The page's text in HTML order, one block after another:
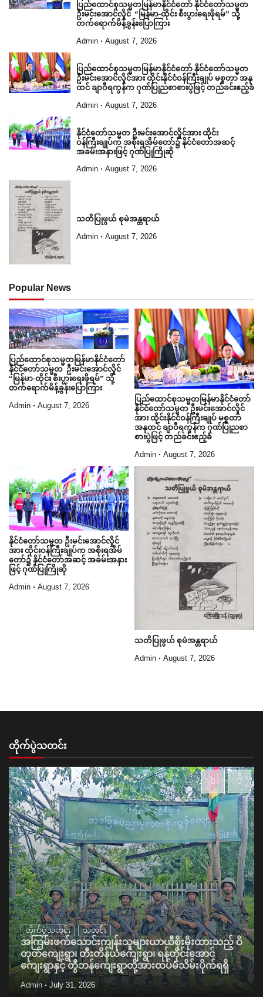
ဦးမင်းအောင်လှိုင် “မြန်မာ-ထိုင်း စီးပွားရေးဖိုရမ်” သို့
တက်ရောက်မိန့်ခွန်းပြောကြား
Admin August 7, 2026
ပြည်ထောင်စုသမ္မတမြန်မာနိုင်ငံတော် နိုင်ငံတော်သမ္မတ
ဦးမင်းအောင်လှိုင်အား ထိုင်းနိုင်ငံဝန်ကြီးချုပ် မစ္စတာ အနု
ထင် ချာဝီရကွန်က ဂုဏ်ပြုညစာစားပွဲဖြင့် တည်ခင်းဧည့်ခံ
Admin August 7, 2026
နိုင်ငံတော်သမ္မတ ဦးမင်းအောင်လှိုင်အား ထိုင်း
ဝန်ကြီးချုပ်က အစိုးရအိမ်တော်၌ နိုင်ငံတော်အဆင့်
အခမ်းအနားဖြင့် ဂုဏ်ပြုကြိုဆို
Admin August 7, 2026
သတိပြုဖွယ် စုမဲအန္တရာယ်
Admin August 7, 2026
Popular News
ပြည်ထောင်စုသမ္မတမြန်မာနိုင်ငံတော်
နိုင်ငံတော်သမ္မတ ဦးမင်းအောင်လှိုင်
“မြန်မာ-ထိုင်း စီးပွားရေးဖိုရမ်” သို့
တက်ရောက်မိန့်ခွန်းပြောကြား
Admin August 7, 2026
ပြည်ထောင်စုသမ္မတမြန်မာနိုင်ငံတော်
နိုင်ငံတော်သမ္မတ ဦးမင်းအောင်လှိုင်
အား ထိုင်းနိုင်ငံဝန်ကြီးချုပ် မစ္စတာ
အနုထင် ချာဝီရကွန်က ဂုဏ်ပြုညစာ
စားပွဲဖြင့် တည်ခင်းဧည့်ခံ
Admin August 7, 2026
နိုင်ငံတော်သမ္မတ ဦးမင်းအောင်လှိုင်
အား ထိုင်းဝန်ကြီးချုပ်က အစိုးရအိမ်
တော်၌ နိုင်ငံတော်အဆင့် အခမ်းအနား
ဖြင့် ဂုဏ်ပြုကြိုဆို
Admin August 7, 2026
သတိပြုဖွယ် စုမဲအန္တရာယ်
Admin August 7, 2026
တိုက်ပွဲသတင်း
တိုက်ပွဲသတင်း သတင်း
အကြမ်းဖက်သောင်းကျန်းသူများယာယီစိုးမိုးထားသည့် ဝိ
တုတ်ကျေးရွာ၊ တီးတိန်ယံကျေးရွာ၊ ရန်တိုင်းအောင်
ကျေးရွာနှင့် တွီဘန်ကျေးရွာတို့အားထပ်မံသိမ်းပိုက်ရရှိ
Admin July 31, 2026